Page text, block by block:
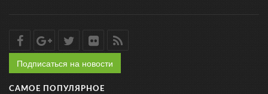
Подписаться на новости
САМОЕ ПОПУЛЯРНОЕ